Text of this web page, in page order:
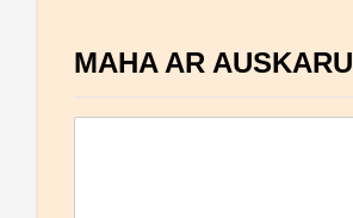
MAHA AR AUSKARU